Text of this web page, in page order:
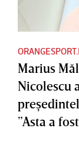
Marius
Nicolescu
”Asta a